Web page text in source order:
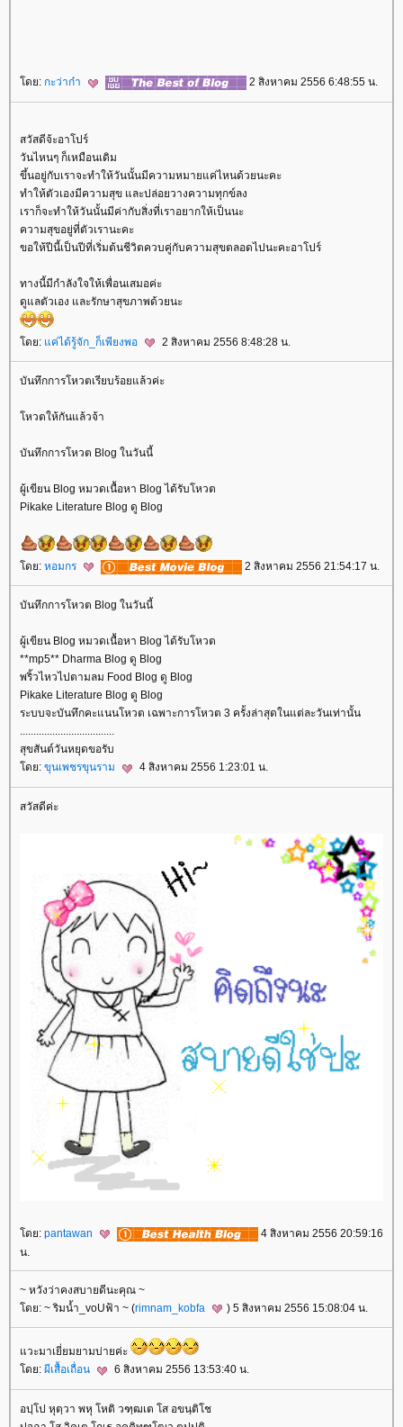
ดย: กะว่าก๋า 2 สิงหาคม 2556 6:48:55 น.
สวัสดีจ้ะอาโปร์
วันไหนๆ ก็เหมือนเดิม
ขึ้นอยู่กับเราจะทำให้วันนั้นมีความหมายแค่ไหนด้วยนะคะ
ทำให้ตัวเองมีความสุข และปล่อยวางความทุกข์ลง
เราก็จะทำให้วันนั้นมีค่ากับสิ่งที่เราอยากให้เป็นนะ
ความสุขอยู่ที่ตัวเรานะคะ
ขอให้ปีนี้เป็นปีที่เริ่มต้นชีวิตควบคู่กับความสุขตลอดไปนะคะอาโปร์
ทางนี้มีกำลังใจให้เพื่อนเสมอค่ะ
ดูแลตัวเอง และรักษาสุขภาพด้วยนะ
ดย: ค่ได้รู้จัก_ก็เพียงพอ 2 สิงหาคม 2556 8:48:28 น.
บันทึกการโหวตเรียบร้อยแล้วค่ะ
หวตให้กันแล้วจ้า
บันทึกการโหวต Blog ในวันนี้
ผู้เขียน Blog หมวดเนื้อหา Blog ได้รับโหวต
Pikake Literature Blog ดู Blog
ดย: หอมกร 2 สิงหาคม 2556 21:54:17 น.
บันทึกการโหวต Blog ในวันนี้
ผู้เขียน Blog หมวดเนื้อหา Blog ได้รับโหวต
**mp5** Dharma Blog ดู Blog
พริ้วไหวไปตามลม Food Blog ดู Blog
Pikake Literature Blog ดู Blog
ระบบจะบันทึกคะแนนโหวต เฉพาะการโหวต 3 ครั้งล่าสุดในแต่ละวันเท่านั้น
...................................
สุขสันต์วันหยุดขอรับ
ดย: ขุนเพชรขุนราม 4 สิงหาคม 2556 1:23:01 น.
สวัสดีค่ะ
ดย: pantawan
4 สิงหาคม 2556 20:59:16
น.
~ หวังว่าคงสบายดีนะคุณ ~
ดย: ~ ริมน้ำ_voUฟ้า ~ (rimnam_kobfa ) 5 สิงหาคม 2556 15:08:04 น.
วะมาเยี่ยมยามบ่ายค่ะ
ดย: ผีเสื้อเถื่อน 6 สิงหาคม 2556 13:53:40 น.
อปฺโป หุตฺวา พหุ โหติ วฑฺฒเต โส อขนฺติโช